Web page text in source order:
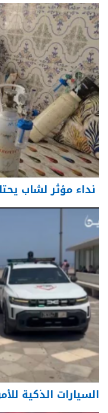
نداء مؤثر لشاب
السيارات الذكية